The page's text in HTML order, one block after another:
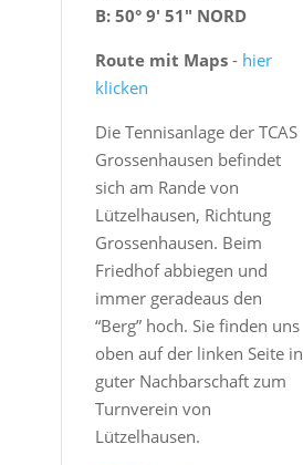
B: 50° 9′ 51″ NORD
Route mit Maps - hier
klicken
Die Tennisanlage der TCAS
Grossenhausen befindet
sich am Rande von
Lützelhausen, Richtung
Grossenhausen. Beim
Friedhof abbiegen und
immer geradeaus den
“Berg” hoch. Sie finden uns
oben auf der linken Seite in
guter Nachbarschaft zum
Turnverein von
Lützelhausen.